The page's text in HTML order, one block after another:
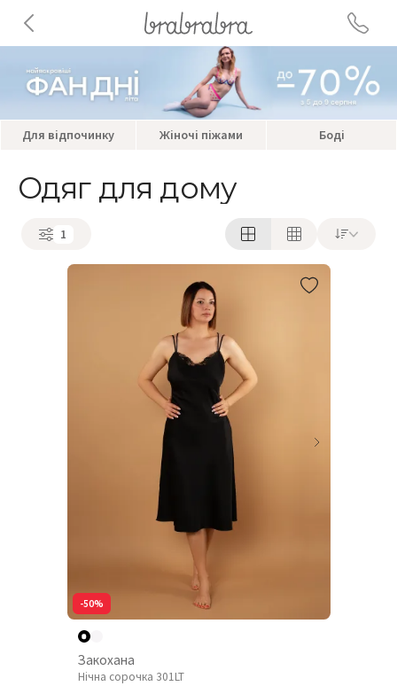
Для відпочинку Жіночі піжами Боді
Одяг для дому
1
-50%
Закохана
Нічна сорочка 301LT